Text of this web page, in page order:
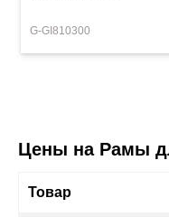
G-GI810300
Цены на Рамы
Товар